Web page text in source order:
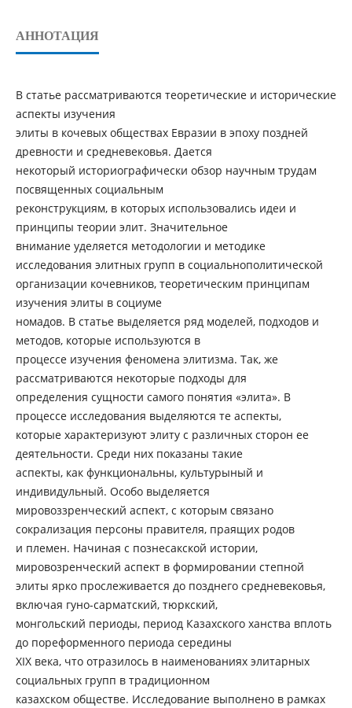
АННОТАЦИЯ
В статье рассматриваются теоретические и исторические
аспекты изучения
элиты в кочевых обществах Евразии в эпоху поздней
древности и средневековья. Дается
некоторый историографически обзор научным трудам
посвященных социальным
реконструкциям, в которых использовались идеи и
принципы теории элит. Значительное
внимание уделяется методологии и методике
исследования элитных групп в социальнополитической
организации кочевников, теоретическим принципам
изучения элиты в социуме
номадов. В статье выделяется ряд моделей, подходов и
методов, которые используются в
процессе изучения феномена элитизма. Так, же
рассматриваются некоторые подходы для
определения сущности самого понятия «элита». В
процессе исследования выделяются те аспекты,
которые характеризуют элиту с различных сторон ее
деятельности. Среди них показаны такие
аспекты, как функциональны, культурыный и
индивидульный. Особо выделяется
мировоззренческий аспект, с которым связано
сокрализация персоны правителя, праящих родов
и племен. Начиная с познесакской истории,
мировозренческий аспект в формировании степной
элиты ярко прослеживается до позднего средневековья,
включая гуно-сарматский, тюркский,
монгольский периоды, период Казахского ханства вплоть
до пореформенного периода середины
ХІХ века, что отразилось в наименованиях элитарных
социальных групп в традиционном
казахском обществе. Исследование выполнено в рамках